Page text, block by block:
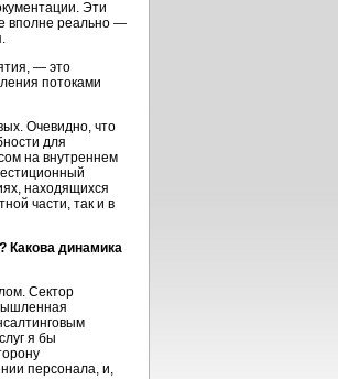
Эти
вполне реально —
— это
потоками
Очевидно, что
для
на внутреннем
находящихся
части, так и в
Какова динамика
Сектор
я бы
персонала, и,